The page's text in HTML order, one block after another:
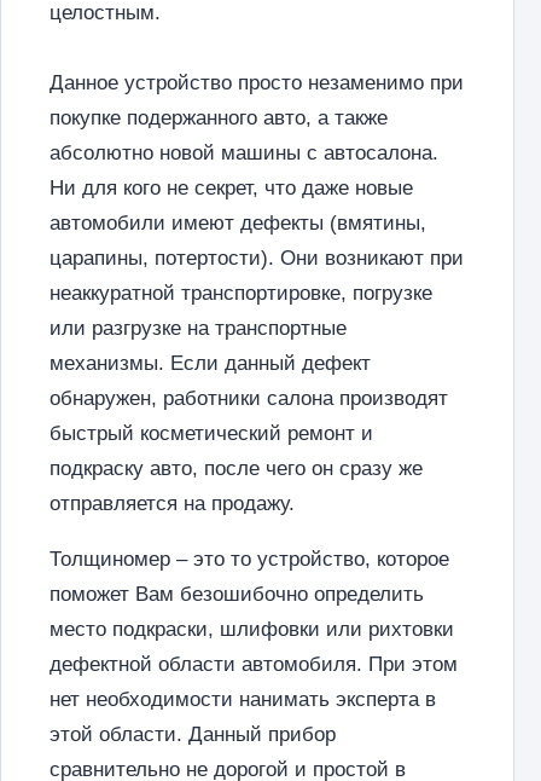
целостным.
Данное устройство просто незаменимо при
покупке подержанного авто, а также
абсолютно новой машины с автосалона.
Ни для кого не секрет, что даже новые
автомобили имеют дефекты (вмятины,
царапины, потертости). Они возникают при
неаккуратной транспортировке, погрузке
или разгрузке на транспортные
механизмы. Если данный дефект
обнаружен, работники салона производят
быстрый косметический ремонт и
подкраску авто, после чего он сразу же
отправляется на продажу.
Толщиномер – это то устройство, которое
поможет Вам безошибочно определить
место подкраски, шлифовки или рихтовки
дефектной области автомобиля. При этом
нет необходимости нанимать эксперта в
этой области. Данный прибор
сравнительно не дорогой и простой в